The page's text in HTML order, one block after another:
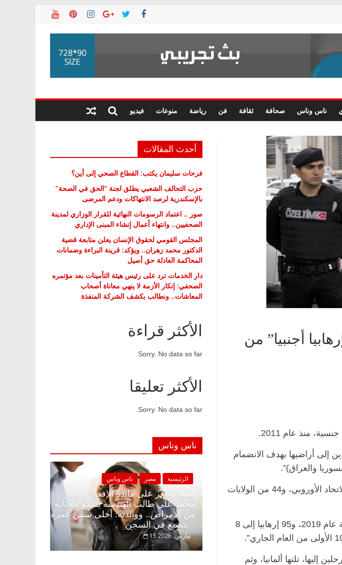
ناس وناس صحافة ثقافة فن رياضة منوعات فيديو
التركية: ترحيل 8 آلاف و585 “إرهابيا أجنبيا” من
إلى أراضيها بهدف الانضمام
والعراق)”.
ولفت البيان إلى أن 1075 من هؤلاء الإرهابيين يحملون جنسية إحدى دول الاتحاد الأوروبي، و44 من الولايات
وأوضح البيان: “أن السلطات التركية رحلّت 126 إرهابيا إلى 12 دولة أوروبية عام 2019، و95 إرهابيا إلى 8
إليها، تلتها ألمانيا، وثم
أحدث المقالات
فرحات سليمان يكتب: القطاع الصحي إلى أين؟
حزب التحالف الشعبي يطلق لجنة “الحق في الصحة”
بالإسكندرية لرصد الانتهاكات ودعم المرضى
صور .. اعتماد الرسومات النهائية للقرار الوزاري لمدينة
الصحفيين.. وانتهاء أعمال إنشاء المبنى الإداري
المجلس القومي لحقوق الإنسان يعلن متابعة قضية
الدكتور محمد زهران.. ويؤكد: قرينة البراءة وضمانات
المحاكمة العادلة حق أصيل
دار الخدمات ترد على رئيس هيئة التأمينات بعد مؤتمره
الصحفي: إنكار الأزمة لا ينهي معاناة أصحاب
المعاشات.. ونطالب بكشف الشركة المنفذة
الأكثر قراءة
Sorry. No data so far.
الأكثر تعليقا
Sorry. No data so far.
ناس وناس
الرئيسية مصر ناس وناس
مقعد شاغر على مائدة الإفطار.. عمر
محمد علي طالب الهندسة يشكو
من الأمراض.. ووالدته: أحلى سنين
بتضيع في السجن
15 مارس، 2026
مقعد شاغر على الإفطار وبلكونة بلا زينة
رمضان.. د. عبدالخالق فاروق خبير
اقتصادي في انتظار حلم الحرية ولمة
الحبايب
22 فبراير، 2026
يحيى